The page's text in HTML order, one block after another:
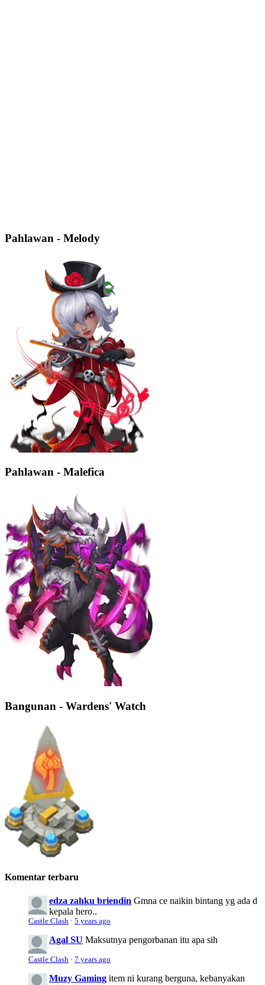
Pahlawan - Melody
Pahlawan - Malefica
Bangunan - Wardens' Watch
Komentar terbaru
edza zahku briendin Gmna ce naikin bintang yg ada d
kepala hero..
Castle Clash · 5 years ago
Agal SU Maksutnya pengorbanan itu apa sih
Castle Clash · 7 years ago
Muzy Gaming item ni kurang berguna, kebanyakan